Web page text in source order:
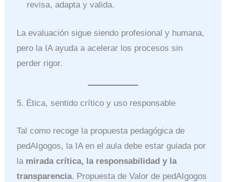
revisa, adapta y valida.
La evaluación sigue siendo profesional y humana,
pero la IA ayuda a acelerar los procesos sin
perder rigor.
5. Ética, sentido crítico y uso responsable
Tal como recoge la propuesta pedagógica de
pedAIgogos, la IA en el aula debe estar guiada por
la mirada crítica, la responsabilidad y la
transparencia. Propuesta de Valor de pedAIgogos